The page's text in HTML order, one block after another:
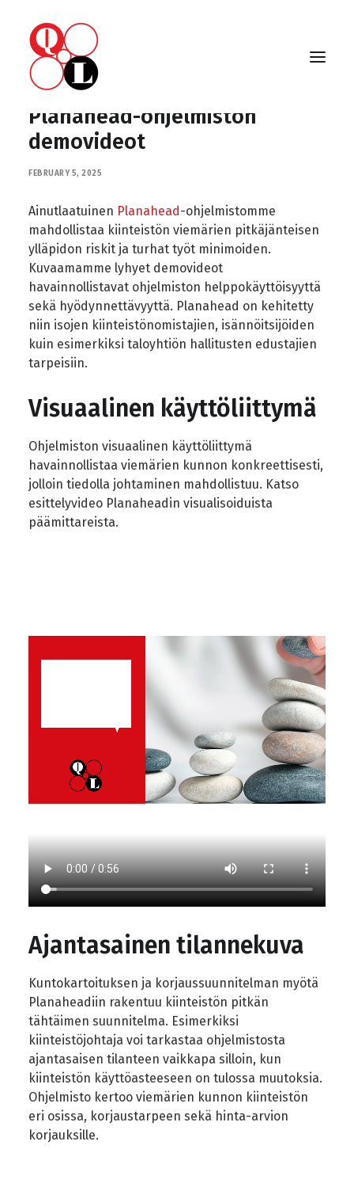
Planahead-ohjelmiston
demovideot
FEBRUARY 5, 2025
Ainutlaatuinen Planahead-ohjelmistomme
mahdollistaa kiinteistön viemärien pitkäjänteisen
ylläpidon riskit ja turhat työt minimoiden.
Kuvaamamme lyhyet demovideot
havainnollistavat ohjelmiston helppokäyttöisyyttä
sekä hyödynnettävyyttä. Planahead on kehitetty
niin isojen kiinteistönomistajien, isännöitsijöiden
kuin esimerkiksi taloyhtiön hallitusten edustajien
tarpeisiin.
Visuaalinen käyttöliittymä
Ohjelmiston visuaalinen käyttöliittymä
havainnollistaa viemärien kunnon konkreettisesti,
jolloin tiedolla johtaminen mahdollistuu. Katso
esittelyvideo Planaheadin visualisoiduista
päämittareista.
Ajantasainen tilannekuva
Kuntokartoituksen ja korjaussuunnitelman myötä
Planaheadiin rakentuu kiinteistön pitkän
tähtäimen suunnitelma. Esimerkiksi
kiinteistöjohtaja voi tarkastaa ohjelmistosta
ajantasaisen tilanteen vaikkapa silloin, kun
kiinteistön käyttöasteeseen on tulossa muutoksia.
Ohjelmisto kertoo viemärien kunnon kiinteistön
eri osissa, korjaustarpeen sekä hinta-arvion
korjauksille.